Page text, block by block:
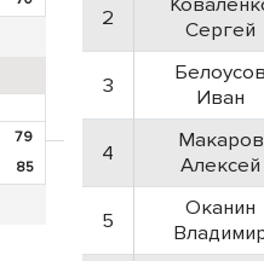
79
85
2
Сергей
3
Белоусов
Иван
4
Макаров
Алексей
5
Оканин